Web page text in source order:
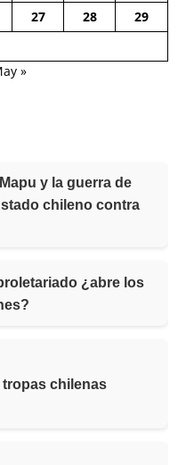
27 28
29
»
y la guerra de
chileno contra
¿abre los
tropas chilenas